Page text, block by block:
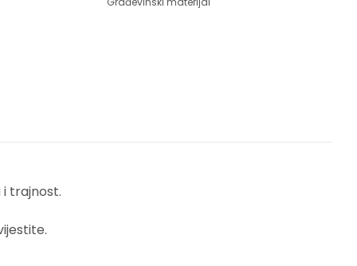
trajnost.